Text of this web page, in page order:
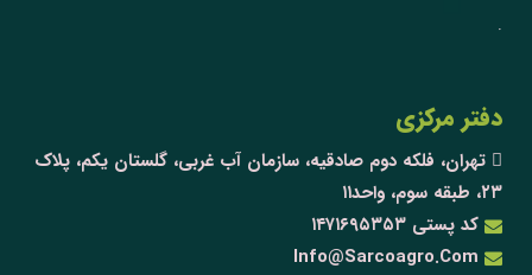
.
دفتر مرکزی
تهران، فلکه دوم صادقیه، سازمان آب غربی، گلستان یکم، پلاک
۲۳، طبقه سوم، واحد۱۱
کد پستی ۱۴۷۱۶۹۵۳۵۳